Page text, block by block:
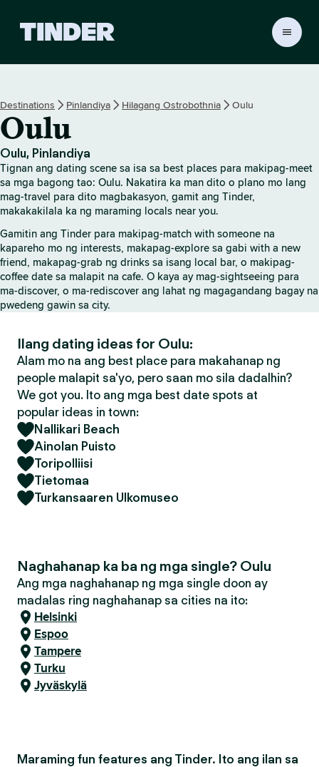
r
e
Destinations Pinlandiya Hilagang Ostrobothnia Oulu
Oulu
Oulu, Pinlandiya
Tignan ang dating scene sa isa sa best places para makipag-meet
sa mga bagong tao: Oulu. Nakatira ka man dito o plano mo lang
mag-travel para dito magbakasyon, gamit ang Tinder,
makakakilala ka ng maraming locals near you.
Gamitin ang Tinder para makipag-match with someone na
kapareho mo ng interests, makapag-explore sa gabi with a new
friend, makapag-grab ng drinks sa isang local bar, o makipag-
coffee date sa malapit na cafe. O kaya ay mag-sightseeing para
ma-discover, o ma-rediscover ang lahat ng magagandang bagay na
pwedeng gawin sa city.
Ilang dating ideas for Oulu:
Alam mo na ang best place para makahanap ng
people malapit sa'yo, pero saan mo sila dadalhin?
We got you. Ito ang mga best date spots at
popular ideas in town:
Nallikari Beach
Ainolan Puisto
Toripolliisi
Tietomaa
Turkansaaren Ulkomuseo
Naghahanap ka ba ng mga single? Oulu
Ang mga naghahanap ng mga single doon ay
madalas ring naghahanap sa cities na ito:
Helsinki
Espoo
Tampere
Turku
Jyväskylä
Maraming fun features ang Tinder. Ito ang ilan sa